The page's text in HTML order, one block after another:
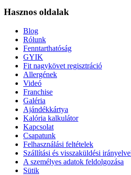
Hasznos oldalak
Blog
Rólunk
Fenntarthatóság
GYIK
Fit nagykövet regisztráció
Allergének
Videó
Franchise
Galéria
Ajándékkártya
Kalória kalkulátor
Kapcsolat
Csapatunk
Felhasználási feltételek
Szállítási és visszaküldési
A személyes adatok feldolgozása
Sütik